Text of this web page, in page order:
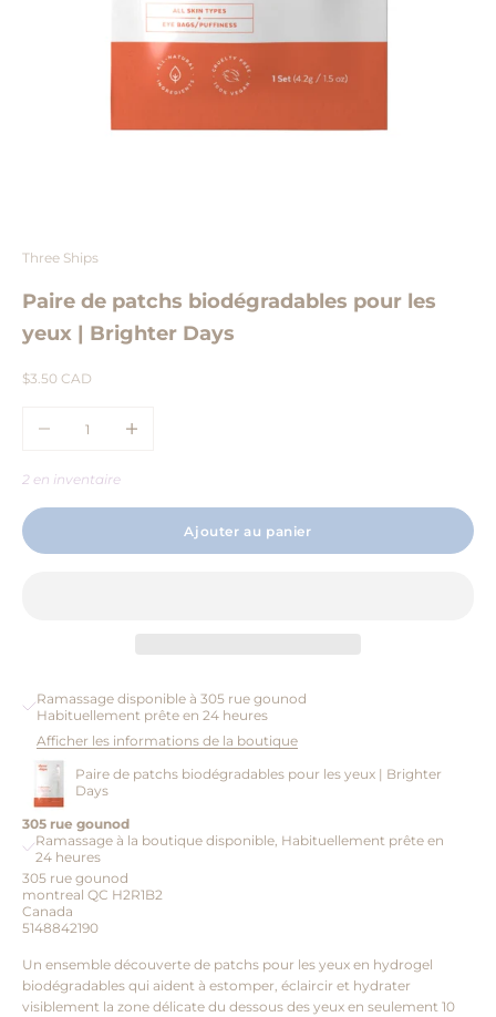
Three Ships
Paire de patchs biodégradables pour les
yeux | Brighter Days
Prix de vente
$3.50 CAD
2 en inventaire
Ajouter au panier
Ramassage disponible à 305 rue gounod
Habituellement prête en 24 heures
Afficher les informations de la boutique
Paire de patchs biodégradables pour les yeux | Brighter
Days
305 rue gounod
Ramassage à la boutique disponible, Habituellement prête en
24 heures
305 rue gounod
montreal QC H2R1B2
Canada
5148842190
Un ensemble découverte de patchs pour les yeux en hydrogel
biodégradables qui aident à estomper, éclaircir et hydrater
visiblement la zone délicate du dessous des yeux en seulement 10